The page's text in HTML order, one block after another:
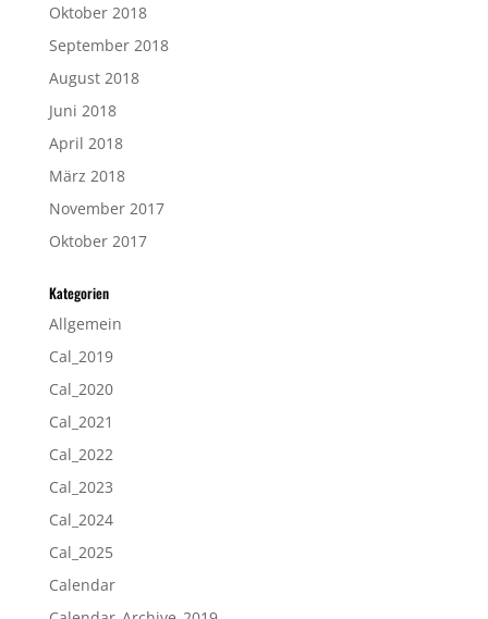
Oktober 2018
September 2018
August 2018
Juni 2018
April 2018
März 2018
November 2017
Oktober 2017
Kategorien
Allgemein
Cal_2019
Cal_2020
Cal_2021
Cal_2022
Cal_2023
Cal_2024
Cal_2025
Calendar